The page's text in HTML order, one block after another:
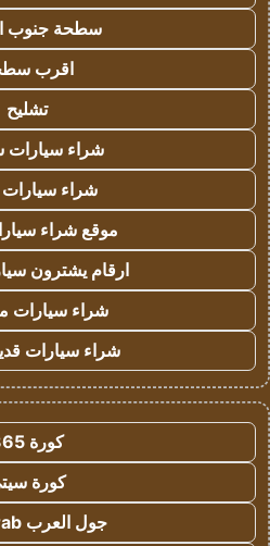
سطحة جنوب
اقرب
تشليح
شراء
شراء سيارات
موقع شراء
ارقام يشترون
شراء سيارات
شراء سيارات
كورة 365
كورة
جول العرب goalarab